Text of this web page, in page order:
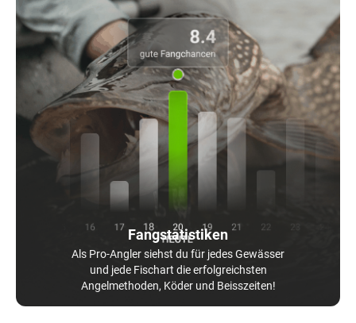
Fangstatistiken
Als Pro-Angler siehst du für jedes Gewässer
und jede Fischart die erfolgreichsten
Angelmethoden, Köder und Beisszeiten!